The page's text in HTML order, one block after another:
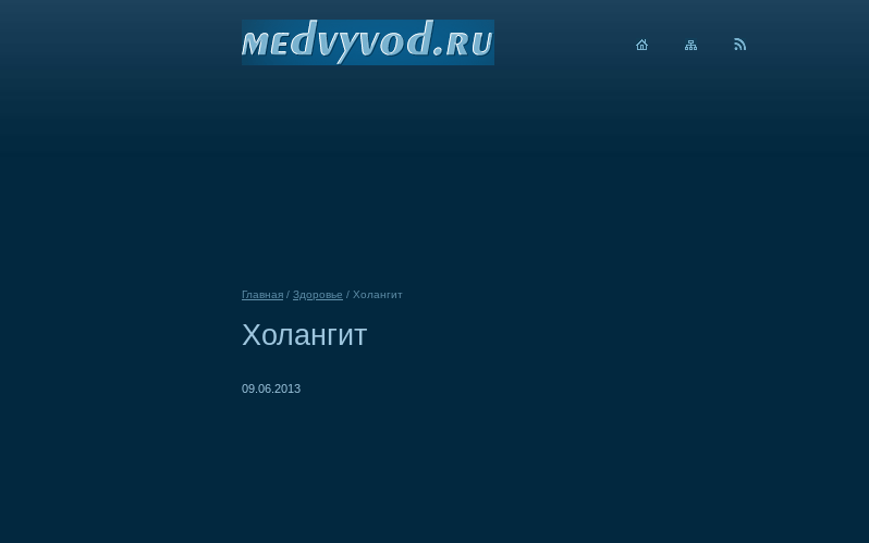
Главная / Здоровье / Холангит
Холангит
09.06.2013